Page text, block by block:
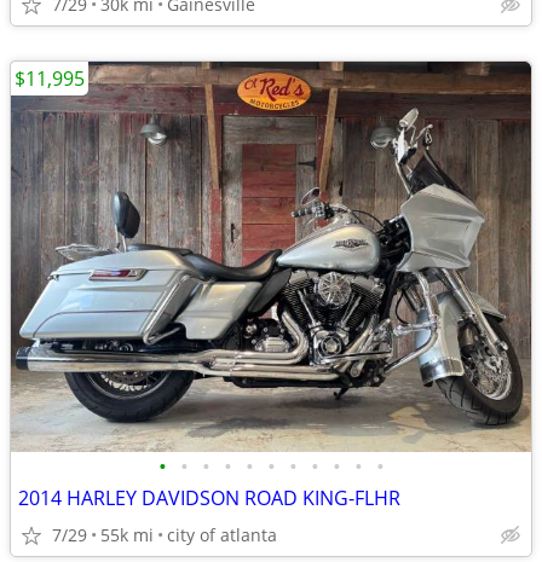
• • • • • • • • • • •
2014 HARLEY DAVIDSON ROAD KING-FLHR
7/29 55k mi city of atlanta
$11,995